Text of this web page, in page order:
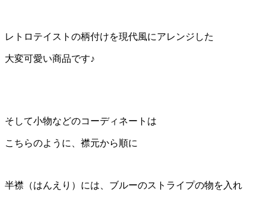
レトロテイストの柄付けを現代風にアレンジした
大変可愛い商品です♪
そして小物などのコーディネートは
こちらのように、襟元から順に
半襟（はんえり）には、ブルーのストライプの物を入れ